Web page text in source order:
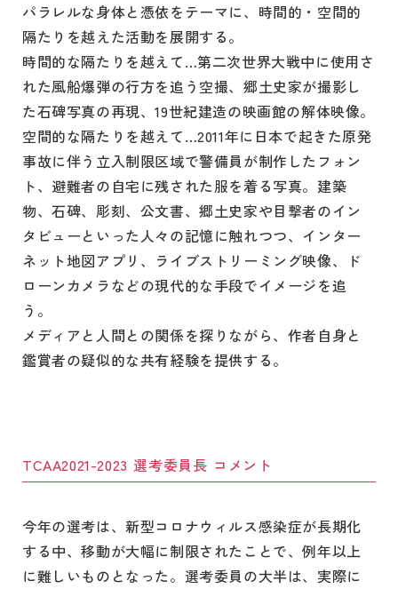
パラレルな身体と憑依をテーマに、時間的・空間的
隔たりを越えた活動を展開する。
時間的な隔たりを越えて…第二次世界大戦中に使用さ
れた風船爆弾の行方を追う空撮、郷土史家が撮影し
た石碑写真の再現、19世紀建造の映画館の解体映像。
空間的な隔たりを越えて…2011年に日本で起きた原発
事故に伴う立入制限区域で警備員が制作したフォン
ト、避難者の自宅に残された服を着る写真。建築
物、石碑、彫刻、公文書、郷土史家や目撃者のイン
タビューといった人々の記憶に触れつつ、インター
ネット地図アプリ、ライブストリーミング映像、ド
ローンカメラなどの現代的な手段でイメージを追
う。
メディアと人間との関係を探りながら、作者自身と
鑑賞者の疑似的な共有経験を提供する。
TCAA2021-2023 選考委員長 コメント
今年の選考は、新型コロナウィルス感染症が長期化
する中、移動が大幅に制限されたことで、例年以上
に難しいものとなった。選考委員の大半は、実際に